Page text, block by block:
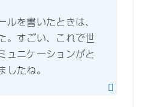
を書いたときは、
。すごい、これで世
ュニケーションがと
たね。